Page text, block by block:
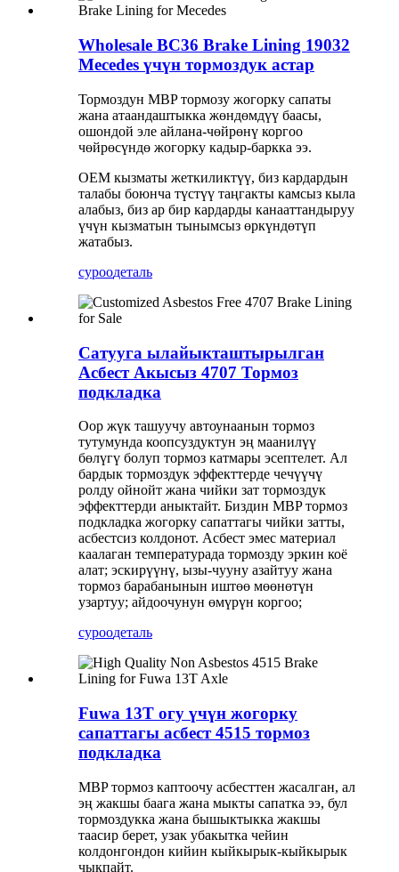
Wholesale BC36 Brake Lining 19032
Mecedes үчүн тормоздук астар
Тормоздун MBP тормозу жогорку сапаты
жана атаандаштыкка жөндөмдүү баасы,
ошондой эле айлана-чөйрөнү коргоо
чөйрөсүндө жогорку кадыр-баркка ээ.
OEM кызматы жеткиликтүү, биз кардардын
талабы боюнча түстүү таңгакты камсыз кыла
алабыз, биз ар бир кардарды канааттандыруу
үчүн кызматын тынымсыз өркүндөтүп
жатабыз.
суроодеталь
Сатууга ылайыкташтырылган
Асбест Акысыз 4707 Тормоз
подкладка
Оор жүк ташуучу автоунаанын тормоз
тутумунда коопсуздуктун эң маанилүү
бөлүгү болуп тормоз катмары эсептелет. Ал
бардык тормоздук эффекттерде чечүүчү
ролду ойнойт жана чийки зат тормоздук
эффекттерди аныктайт. Биздин MBP тормоз
подкладка жогорку сапаттагы чийки затты,
асбестсиз колдонот. Асбест эмес материал
каалаган температурада тормозду эркин коё
алат; эскирүүнү, ызы-чууну азайтуу жана
тормоз барабанынын иштөө мөөнөтүн
узартуу; айдоочунун өмүрүн коргоо;
суроодеталь
Fuwa 13T огу үчүн жогорку
сапаттагы асбест 4515 тормоз
подкладка
MBP тормоз каптоочу асбесттен жасалган, ал
эң жакшы баага жана мыкты сапатка ээ, бул
тормоздукка жана бышыктыкка жакшы
таасир берет, узак убакытка чейин
колдонгондон кийин кыйкырык-кыйкырык
чыкпайт.